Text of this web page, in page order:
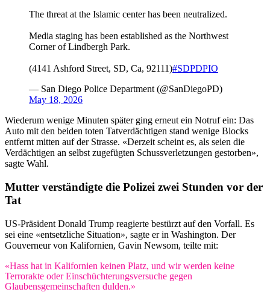
The threat at the Islamic center has been neutralized.
Media staging has been established as the Northwest
Corner of Lindbergh Park.
(4141 Ashford Street, SD, Ca, 92111)#SDPDPIO
— San Diego Police Department (@SanDiegoPD)
May 18, 2026
Wiederum wenige Minuten später ging erneut ein Notruf ein: Das
Auto mit den beiden toten Tatverdächtigen stand wenige Blocks
entfernt mitten auf der Strasse. «Derzeit scheint es, als seien die
Verdächtigen an selbst zugefügten Schussverletzungen gestorben»,
sagte Wahl.
Mutter verständigte die Polizei zwei Stunden vor der
Tat
US-Präsident Donald Trump reagierte bestürzt auf den Vorfall. Es
sei eine «entsetzliche Situation», sagte er in Washington. Der
Gouverneur von Kalifornien, Gavin Newsom, teilte mit:
«Hass hat in Kalifornien keinen Platz, und wir werden keine
Terrorakte oder Einschüchterungsversuche gegen
Glaubensgemeinschaften dulden.»